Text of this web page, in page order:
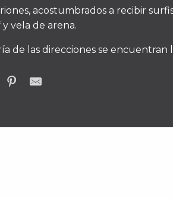
acostumbrados a recibir
vela de arena.
de las direcciones se encuentran